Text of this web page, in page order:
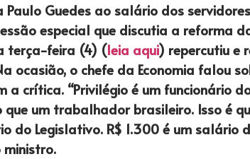
Guedes ao salário dos
especial que discutia a reforma
terça-feira (4) (leia aqui) repercutiu e
ocasião, o chefe da Economia falou
a crítica. “Privilégio é um funcionário
um trabalhador brasileiro. Isso é
do Legislativo. R$ 1.300 é um salário
ministro.